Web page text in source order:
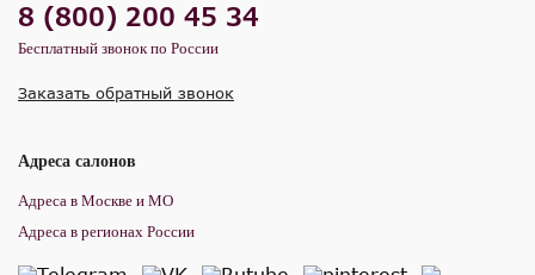
8 (800) 200 45 34
Бесплатный звонок по России
Заказать обратный звонок
Адреса салонов
Адреса в Москве и МО
Адреса в регионах России